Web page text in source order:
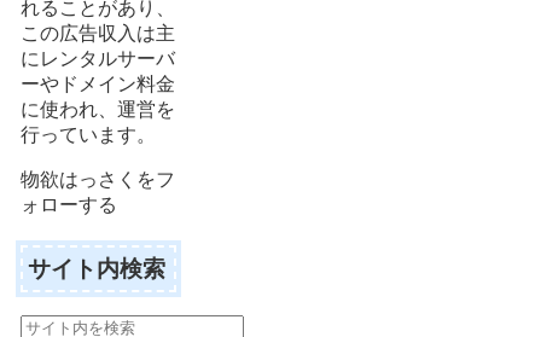
れることがあり、
この広告収入は主
にレンタルサーバ
ーやドメイン料金
に使われ、運営を
行っています。
物欲はっさくをフ
ォローする
サイト内検索